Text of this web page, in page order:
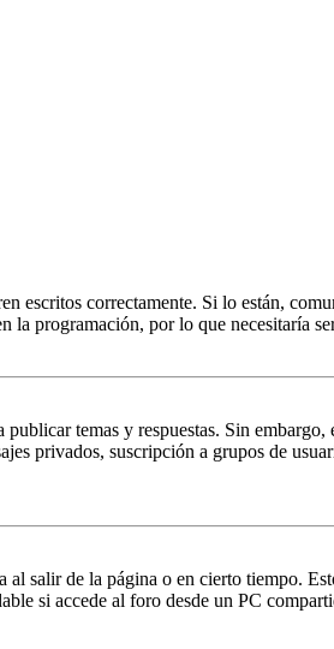
escritos correctamente. Si lo están,
la programación, por lo que necesitaría
temas y respuestas. Sin embargo,
privados, suscripción a grupos de
salir de la página o en cierto tiempo.
si accede al foro desde un PC